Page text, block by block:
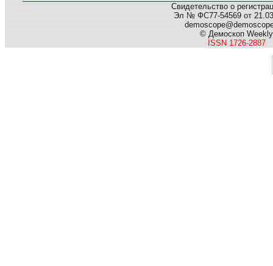
Свидетельство о
Эл № ФС77-54569 от
© Демоскоп Weekly
ISSN 1726-2887